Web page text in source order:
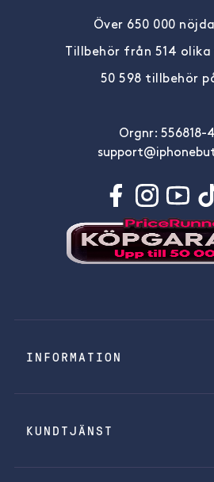
Över 650 000
Tillbehör från 514
50 598 tillbehör
Orgnr: 556818-
INFORMATION
KUNDTJÄNST